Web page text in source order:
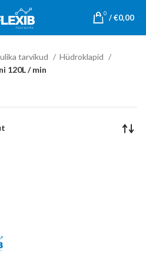
0 /€0,00
tarvikud
Hüdroklapid
120L / min